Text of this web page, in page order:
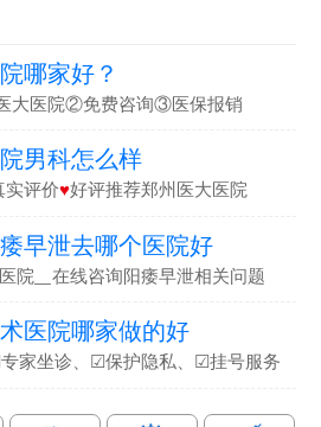
哪家好？
大医院②免费咨询③医保报销
男科怎么样
实评价♥好评推荐郑州医大医院
早泄去哪个医院好
院▁在线咨询阳痿早泄相关问题
医院哪家做的好
家坐诊、☑保护隐私、☑挂号服务